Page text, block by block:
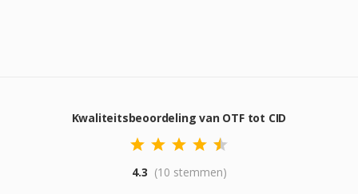
Kwaliteitsbeoordeling van OTF tot CID
4.3 (10 stemmen)